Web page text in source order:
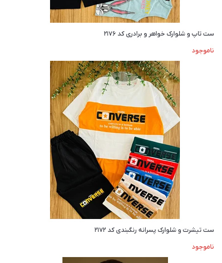
ست تاپ و شلوارک خواهر و برادری کد ۲۱۷۶
ناموجود
ست تیشرت و شلوارک پسرانه رنگبندی کد ۲۱۷۲
ناموجود